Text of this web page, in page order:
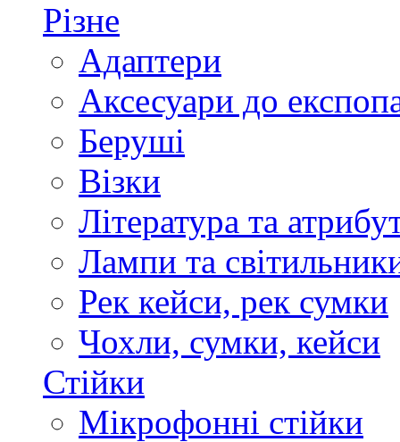
Різне
Адаптери
Аксесуари до
Беруші
Візки
Література та
Лампи та
Рек кейси, рек сумки
Чохли, сумки, кейси
Стійки
Мікрофонні стійки